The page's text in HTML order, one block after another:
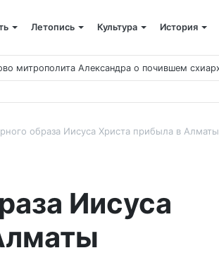
Летопись Культура История
образа Иисуса Христа прибыла в Алматы
Иисуса